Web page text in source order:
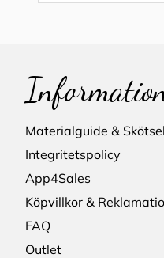
Materialguide &
Integritetspolicy
App4Sales
Köpvillkor &
FAQ
Outlet